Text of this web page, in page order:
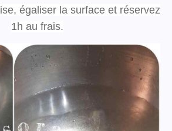
égaliser la surface et réservez
1h au frais.